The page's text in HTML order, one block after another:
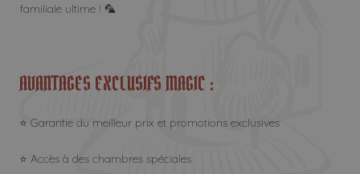
familiale ultime ! 🦜
AVANTAGES EXCLUSIFS MAGIC :
⭐ Garantie du meilleur prix et promotions exclusives
⭐ Accès à des chambres spéciales